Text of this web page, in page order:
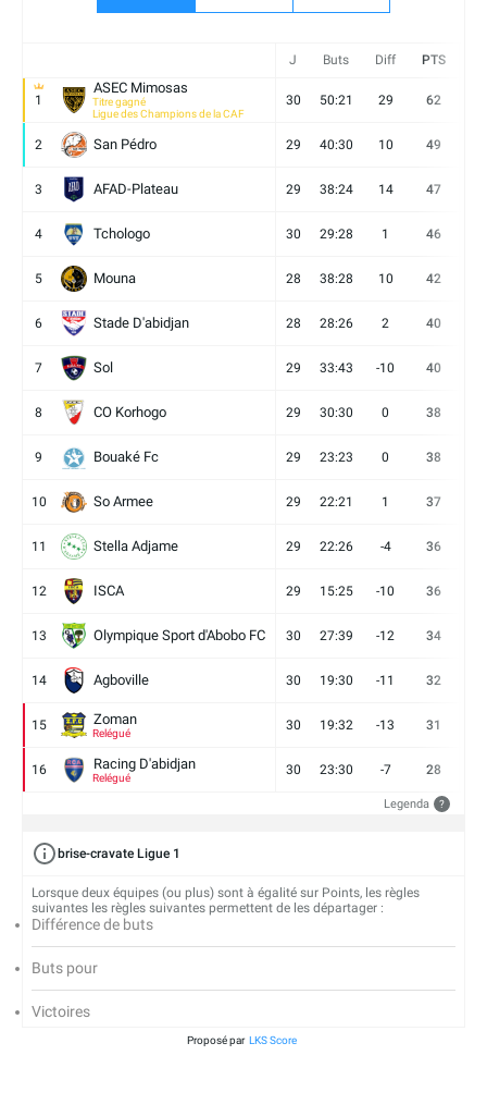
J Buts Diff PTS
1
ASEC Mimosas
Titre gagné
Ligue des Champions de la CAF
30 50:21 29 62
2 San Pédro 29 40:30 10 49
3 AFAD-Plateau 29 38:24 14 47
4 Tchologo 30 29:28 1 46
5 Mouna 28 38:28 10 42
6 Stade D'abidjan 28 28:26 2 40
7 Sol 29 33:43 -10 40
8 CO Korhogo 29 30:30 0 38
9 Bouaké Fc 29 23:23 0 38
10 So Armee 29 22:21 1 37
11 Stella Adjame 29 22:26 -4 36
12 ISCA 29 15:25 -10 36
13 Olympique Sport d'Abobo FC 30 27:39 -12 34
14 Agboville 30 19:30 -11 32
15 Zoman
Relégué
30 19:32 -13 31
16 Racing D'abidjan
Relégué
30 23:30 -7 28
Legenda ?
brise-cravate Ligue 1
Lorsque deux équipes (ou plus) sont à égalité sur Points, les règles
suivantes les règles suivantes permettent de les départager :
Différence de buts
Buts pour
Victoires
Proposé par LKS Score